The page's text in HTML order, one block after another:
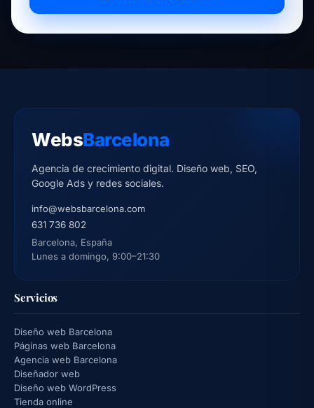
WebsBarcelona
Agencia de crecimiento digital. Diseño web, SEO,
Google Ads y redes sociales.
info@websbarcelona.com
631 736 802
Barcelona, España
Lunes a domingo, 9:00–21:30
Servicios
Diseño web Barcelona
Páginas web Barcelona
Agencia web Barcelona
Diseñador web
Diseño web WordPress
Tienda online